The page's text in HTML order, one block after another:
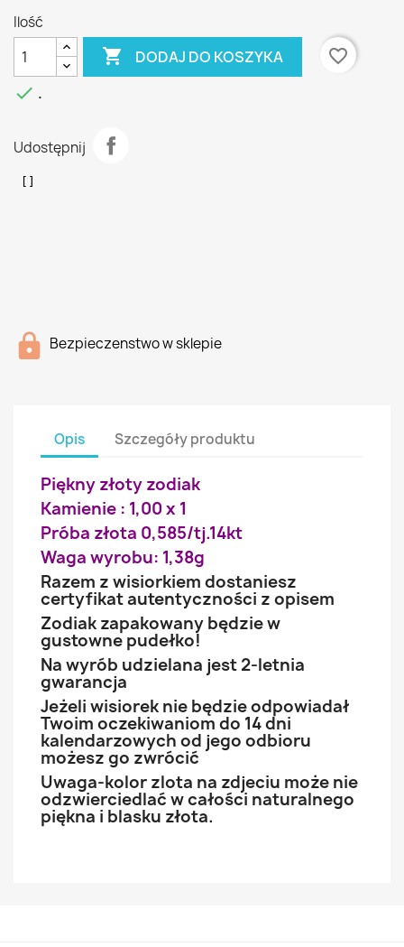
Ilość
 DODAJ DO KOSZYKA
favorite_border
 .
Udostępnij
Bezpieczenstwo w sklepie
Opis Szczegóły produktu
Piękny złoty zodiak
Kamienie : 1,00 x 1
Próba złota 0,585/tj.14kt
Waga wyrobu: 1,38g
Razem z wisiorkiem dostaniesz
certyfikat autentyczności z opisem
Zodiak zapakowany będzie w
gustowne pudełko!
Na wyrób udzielana jest 2-letnia
gwarancja
Jeżeli wisiorek nie będzie odpowiadał
Twoim oczekiwaniom do 14 dni
kalendarzowych od jego odbioru
możesz go zwrócić
Uwaga-kolor zlota na zdjeciu może nie
odzwierciedlać w całości naturalnego
piękna i blasku złota.